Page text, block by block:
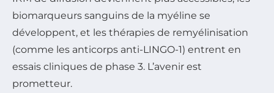
biomarqueurs sanguins de la myéline se
développent, et les thérapies de remyélinisation
(comme les anticorps anti-LINGO-1) entrent en
essais cliniques de phase 3. L’avenir est
prometteur.